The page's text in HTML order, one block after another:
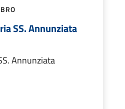
SS. Annunziata
Annunziata